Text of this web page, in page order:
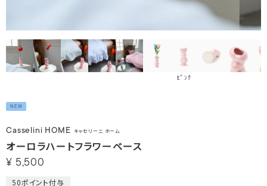
ﾋﾟﾝｸ
NEW
Casselini HOME キャセリーニ ホーム
オーロラハートフラワーベース
¥ 5,500
50ポイント付与